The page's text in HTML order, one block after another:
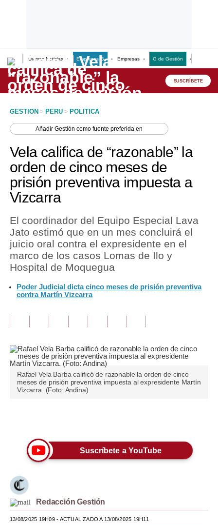
Últimas Noticias Empresas G Empresas G de Gestión
Lo último
Peru Quiosco
Economía
Mercados
Perú
Política
Tu Dinero
Finanzas Personales
Plus G
Opinión
Pregunta de hoy
Blogs
Tendencias
Moda
Mundo
EEUU
SUSCRÍBETE
GESTION > PERU > POLITICA
AñadirGestión como fuente preferida en
Vela califica de “razonable” la
orden de cinco meses de
prisión preventiva impuesta a
Vizcarra
El coordinador del Equipo Especial Lava
Jato estimó que en un mes concluirá el
juicio oral contra el expresidente en el
marco de los casos Lomas de Ilo y
Hospital de Moquegua
Poder Judicial dicta cinco meses de prisión preventiva
contra Martín Vizcarra
Rafael Vela Barba calificó de razonable la orden de cinco
meses de prisión preventiva impuesta al expresidente Martín
Vizcarra. (Foto: Andina)
Suscríbete a YouTube
Redacción Gestión
13/08/2025 19H09- ACTUALIZADO A 13/08/2025 19H11